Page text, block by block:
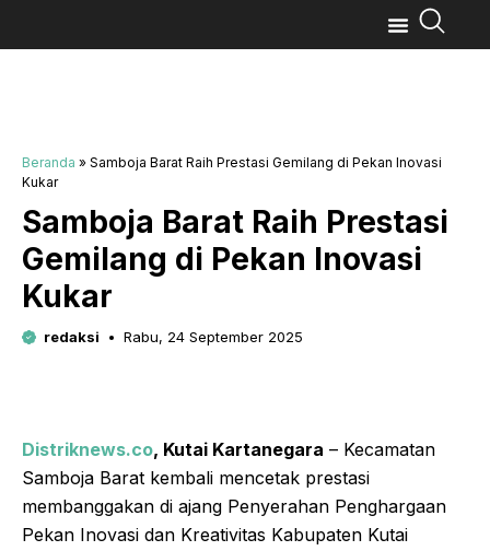
Beranda » Samboja Barat Raih Prestasi Gemilang di Pekan Inovasi
Kukar
Samboja Barat Raih Prestasi
Gemilang di Pekan Inovasi
Kukar
redaksi Rabu, 24 September 2025
Distriknews.co, Kutai Kartanegara – Kecamatan
Samboja Barat kembali mencetak prestasi
membanggakan di ajang Penyerahan Penghargaan
Pekan Inovasi dan Kreativitas Kabupaten Kutai